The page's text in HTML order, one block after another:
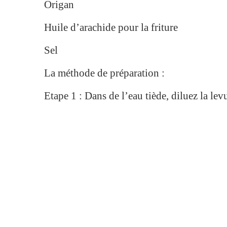
Origan
Huile d’arachide pour la friture
Sel
La méthode de préparation :
Etape 1 : Dans de l’eau tiède, diluez la